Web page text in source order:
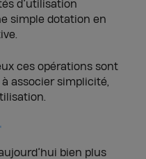
d’utilisation
simple dotation en
ces opérations sont
associer simplicité,
bien plus